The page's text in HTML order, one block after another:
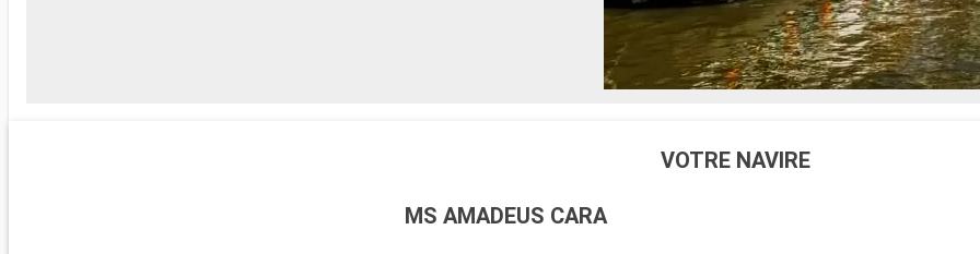
VOTRE NAVIRE
MS AMADEUS CARA